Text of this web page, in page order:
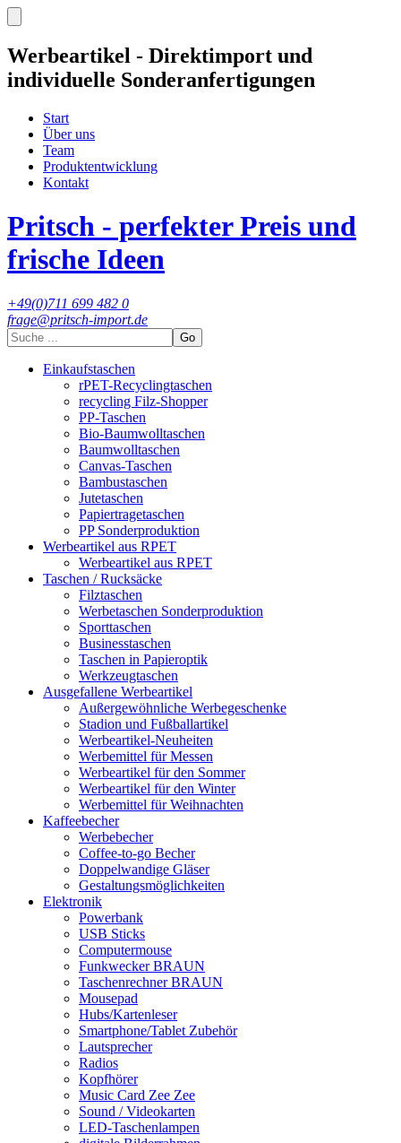
Werbeartikel - Direktimport und
individuelle Sonderanfertigungen
Start
Über uns
Team
Produktentwicklung
Kontakt
Pritsch - perfekter Preis und
frische Ideen
+49(0)711 699 482 0
frage@pritsch-import.de
Go
Einkaufstaschen
rPET-Recyclingtaschen
recycling Filz-Shopper
PP-Taschen
Bio-Baumwolltaschen
Baumwolltaschen
Canvas-Taschen
Bambustaschen
Jutetaschen
Papiertragetaschen
PP Sonderproduktion
Werbeartikel aus RPET
Werbeartikel aus RPET
Taschen / Rucksäcke
Filztaschen
Werbetaschen Sonderproduktion
Sporttaschen
Businesstaschen
Taschen in Papieroptik
Werkzeugtaschen
Ausgefallene Werbeartikel
Außergewöhnliche Werbegeschenke
Stadion und Fußballartikel
Werbeartikel-Neuheiten
Werbemittel für Messen
Werbeartikel für den Sommer
Werbeartikel für den Winter
Werbemittel für Weihnachten
Kaffeebecher
Werbebecher
Coffee-to-go Becher
Doppelwandige Gläser
Gestaltungsmöglichkeiten
Elektronik
Powerbank
USB Sticks
Computermouse
Funkwecker BRAUN
Taschenrechner BRAUN
Mousepad
Hubs/Kartenleser
Smartphone/Tablet Zubehör
Lautsprecher
Radios
Kopfhörer
Music Card Zee Zee
Sound / Videokarten
LED-Taschenlampen